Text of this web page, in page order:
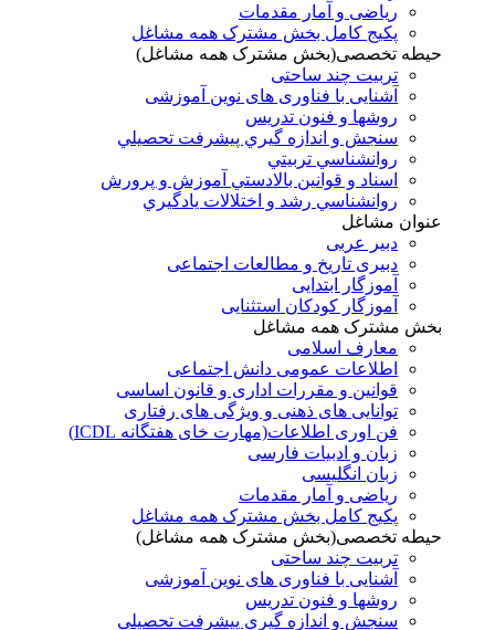
ریاضی و آمار مقدمات
پکیج کامل بخش مشترک همه مشاغل
حیطه تخصصی(بخش مشترک همه مشاغل)
تربیت چند ساحتی
آشنایی با فناوری های نوین آموزشی
روشها و فنون تدريس
سنجش و اندازه گيري پيشرفت تحصيلي
روانشناسي تربيتي
اسناد و قوانين بالادستي آموزش و پرورش
روانشناسي رشد و اختلالات يادگيري
عنوان مشاغل
دبير عربی
دبیری تاریخ و مطالعات اجتماعی
آموزگار ابتدایی
آموزگار کودکان استثنایی
بخش مشترک همه مشاغل
معارف اسلامی
اطلاعات عمومی دانش اجتماعی
قوانین و مقررات اداری و قانون اساسی
توانایی های ذهنی و ویژگی های رفتاری
فن اوری اطلاعات(مهارت خای هفتگانه ICDL)
زبان و ادبیات فارسی
زبان انگلیسی
ریاضی و آمار مقدمات
پکیج کامل بخش مشترک همه مشاغل
حیطه تخصصی(بخش مشترک همه مشاغل)
تربیت چند ساحتی
آشنایی با فناوری های نوین آموزشی
روشها و فنون تدريس
سنجش و اندازه گيري پيشرفت تحصيلي